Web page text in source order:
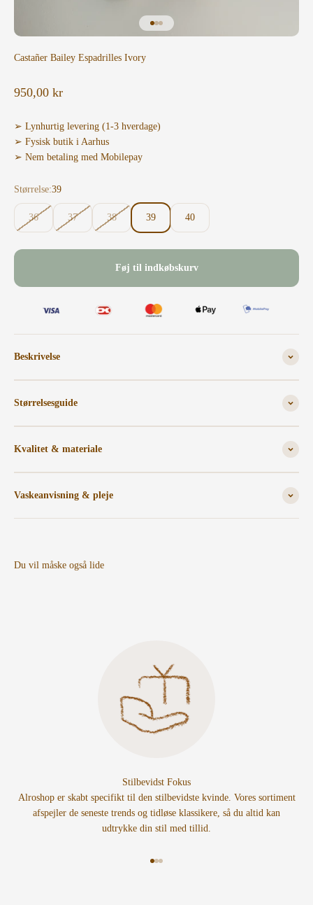
Gå til element 1
Gå til element 2
Gå til element 3
Castañer Bailey Espadrilles Ivory
Salgspris
950,00 kr
➢ Lynhurtig levering (1-3 hverdage)
➢ Fysisk butik i Aarhus
➢ Nem betaling med Mobilepay
Størrelse:39
36 37 38 39 40
Føj til indkøbskurv
Beskrivelse
Størrelsesguide
Kvalitet & materiale
Vaskeanvisning & pleje
Stilbevidst Fokus
Alroshop er skabt specifikt til den stilbevidste kvinde. Vores sortiment
afspejler de seneste trends og tidløse klassikere, så du altid kan
udtrykke din stil med tillid.